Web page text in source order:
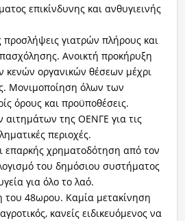
επικίνδυνης και ανθυγιεινής
προσλήψεις γιατρών πλήρους και
Ανοικτή προκήρυξη
κενών οργανικών θέσεων μέχρι
Μονιμοποίηση όλων των
όρους και προϋποθέσεις.
αιτημάτων της ΟΕΝΓΕ για τις
περιοχές.
επαρκής χρηματοδότηση από τον
του δημόσιου συστήματος
για όλο το λαό.
του 48ωρου. Καμία μετακίνηση
κανείς ειδικευόμενος να